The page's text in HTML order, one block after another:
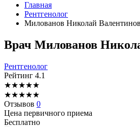
Главная
Рентгенолог
Милованов Николай
Врач Милованов
Рентгенолог
Рейтинг 4.1
★★★★★
★★★★★
Отзывов 0
Цена первичного приема
Бесплатно